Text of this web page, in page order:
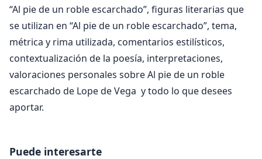
“Al pie de un roble escarchado”, figuras literarias que
se utilizan en “Al pie de un roble escarchado”, tema,
métrica y rima utilizada, comentarios estilísticos,
contextualización de la poesía, interpretaciones,
valoraciones personales sobre Al pie de un roble
escarchado de Lope de Vega y todo lo que desees
aportar.
Puede interesarte